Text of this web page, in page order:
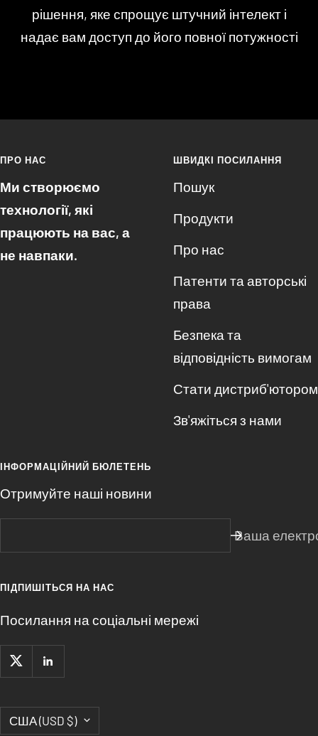
рішення, яке спрощує штучний інтелект і
надає вам доступ до його повної потужності
ПРО НАС
Ми створюємо
технології, які
працюють на вас, а
не навпаки.
ШВИДКІ ПОСИЛАННЯ
Пошук
Продукти
Про нас
Патенти та авторські
права
Безпека та
відповідність вимогам
Стати дистриб'ютором
Зв'яжіться з нами
ІНФОРМАЦІЙНИЙ БЮЛЕТЕНЬ
Отримуйте наші новини
Ваша
ПІДПИШІТЬСЯ НА НАС
Посилання на соціальні мережі
Країна/
США (USD $)